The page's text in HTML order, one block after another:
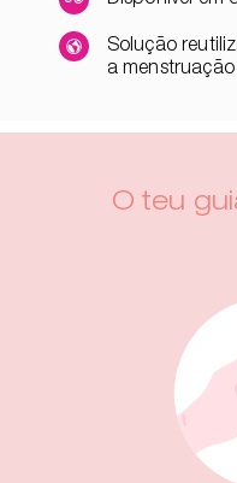
Solução
a menstruação
O teu